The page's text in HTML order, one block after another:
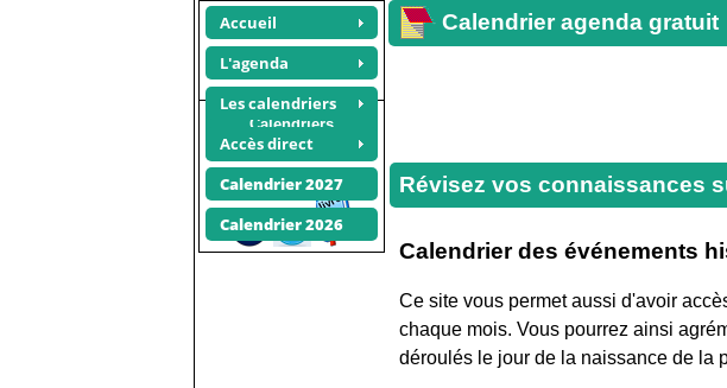
Accueil
L'agenda
Les calendriers
Accès direct
Calendrier 2027
Calendrier 2026
Calendrier agenda gratuit
Révisez vos connaissances
Calendrier des événements
Ce site vous permet aussi d'avoir
chaque mois. Vous pourrez ainsi
déroulés le jour de la naissance de la
Calendriers
photos
Recommander ce site